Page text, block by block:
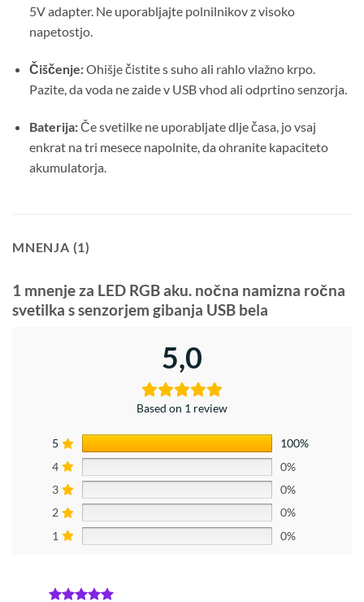
5V adapter. Ne uporabljajte polnilnikov z visoko
napetostjo.
Čiščenje:Ohišje čistite s suho ali rahlo vlažno krpo.
Pazite, da voda ne zaide v USB vhod ali odprtino senzorja.
Baterija:Če svetilke ne uporabljate dlje časa, jo vsaj
enkrat na tri mesece napolnite, da ohranite kapaciteto
akumulatorja.
MNENJA (1)
1 mnenje za LED RGB aku. nočna namizna ročna
svetilka s senzorjem gibanja USB bela
5,0
Based on 1 review
5
100%
4
0%
3
0%
2
0%
1
0%